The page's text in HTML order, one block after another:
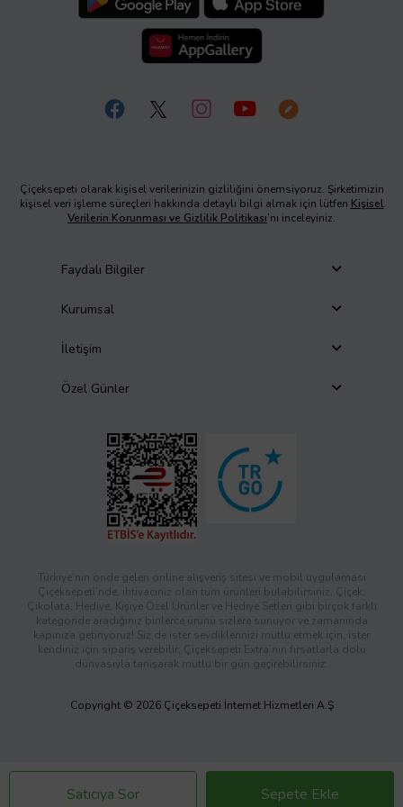
Satıcıya Sor Sepete Ekle
Çiçeksepeti olarak kişisel verilerinizin gizliliğini önemsiyoruz. Şirketimizin
kişisel veri işleme süreçleri hakkında detaylı bilgi almak için lütfen Kişisel
Verilerin Korunması ve Gizlilik Politikası’nı inceleyiniz.
Faydalı Bilgiler
Kurumsal
İletişim
Özel Günler
Türkiye’nin önde gelen online alışveriş sitesi ve mobil uygulaması
Çiçeksepeti’nde, ihtiyacınız olan tüm ürünleri bulabilirsiniz. Çiçek,
Çikolata, Hediye, Kişiye Özel Ürünler ve Hediye Setleri gibi birçok farklı
kategoride aradığınız binlerce ürünü sizlere sunuyor ve zamanında
kapınıza getiriyoruz! Siz de ister sevdiklerinizi mutlu etmek için, ister
kendiniz için sipariş verebilir; Çiçeksepeti Extra’nın fırsatlarla dolu
dünyasıyla tanışarak mutlu bir gün geçirebilirsiniz.
Copyright © 2026 Çiçeksepeti İnternet Hizmetleri A.Ş